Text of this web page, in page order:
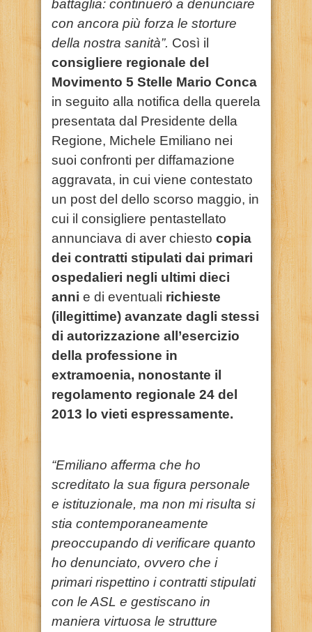
battaglia: continuerò a denunciare
con ancora più forza le storture
della nostra sanità”. Così il
consigliere regionale del
Movimento 5 Stelle Mario Conca
in seguito alla notifica della querela
presentata dal Presidente della
Regione, Michele Emiliano nei
suoi confronti per diffamazione
aggravata, in cui viene contestato
un post del dello scorso maggio, in
cui il consigliere pentastellato
annunciava di aver chiesto copia
dei contratti stipulati dai primari
ospedalieri negli ultimi dieci
anni e di eventuali richieste
(illegittime) avanzate dagli stessi
di autorizzazione all’esercizio
della professione in
extramoenia, nonostante il
regolamento regionale 24 del
2013 lo vieti espressamente.
“Emiliano afferma che ho
screditato la sua figura personale
e istituzionale, ma non mi risulta si
stia contemporaneamente
preoccupando di verificare quanto
ho denunciato, ovvero che i
primari rispettino i contratti stipulati
con le ASL e gestiscano in
maniera virtuosa le strutture